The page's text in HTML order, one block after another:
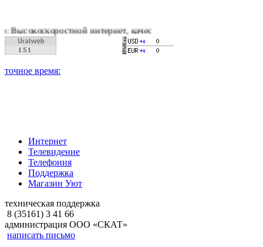
интернет, качественное цифровое и кабельное
Интернет
Телевидение
Телефония
Поддержка
Магазин Уют
техническая поддержка
8 (35161) 3 41 66
администрация ООО «СКАТ»
написать письмо